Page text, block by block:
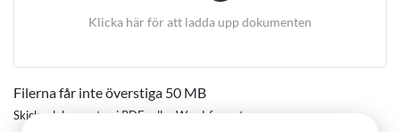
Klicka här för att ladda upp dokumenten
Filerna får inte överstiga 50 MB
Skicka dokumenten i PDF- eller Word-format.